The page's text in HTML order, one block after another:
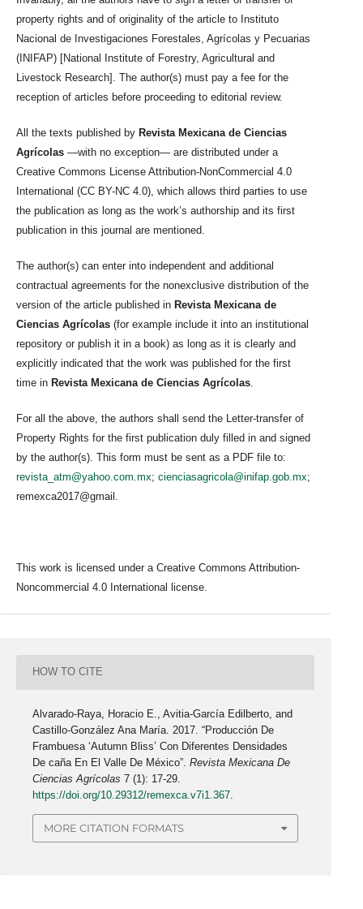
property rights and of originality of the article to Instituto
Nacional de Investigaciones Forestales, Agrícolas y Pecuarias
(INIFAP) [National Institute of Forestry, Agricultural and
Livestock Research]. The author(s) must pay a fee for the
reception of articles before proceeding to editorial review.
All the texts published by Revista Mexicana de Ciencias
Agrícolas —with no exception— are distributed under a
Creative Commons License Attribution-NonCommercial 4.0
International (CC BY-NC 4.0), which allows third parties to use
the publication as long as the work’s authorship and its first
publication in this journal are mentioned.
The author(s) can enter into independent and additional
contractual agreements for the nonexclusive distribution of the
version of the article published in Revista Mexicana de
Ciencias Agrícolas (for example include it into an institutional
repository or publish it in a book) as long as it is clearly and
explicitly indicated that the work was published for the first
time in Revista Mexicana de Ciencias Agrícolas
For all the above, the authors shall send the Letter-transfer of
Property Rights for the first publication duly filled in and signed
by the author(s). This form must be sent as a PDF file to:
revista_atm@yahoo.com.mx; cienciasagricola@inifap.gob.mx;
remexca2017@gmail.
This work is licensed under a Creative Commons Attribution-
Noncommercial 4.0 International license.
HOW TO CITE
Alvarado-Raya, Horacio E., Avitia-García Edilberto, and
Castillo-González Ana María. 2017. “Producción De
Frambuesa ‘Autumn Bliss’ Con Diferentes Densidades
De caña En El Valle De México”.Revista Mexicana De
Ciencias Agrícolas 7 (1): 17-29.
https://doi.org/10.29312/remexca.v7i1.367
MORE CITATION FORMATS